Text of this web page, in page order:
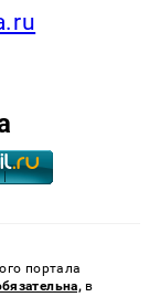
портала
в